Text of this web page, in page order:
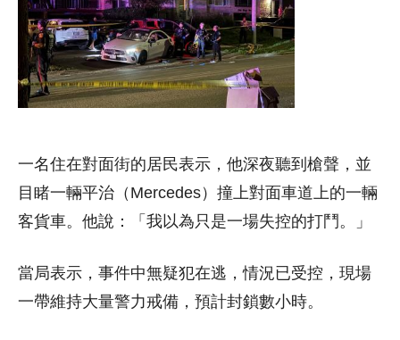
一名住在對面街的居民表示，他深夜聽到槍聲，並
目睹一輛平治（Mercedes）撞上對面車道上的一輛
客貨車。他說：「我以為只是一場失控的打鬥。」
當局表示，事件中無疑犯在逃，情況已受控，現場
一帶維持大量警力戒備，預計封鎖數小時。